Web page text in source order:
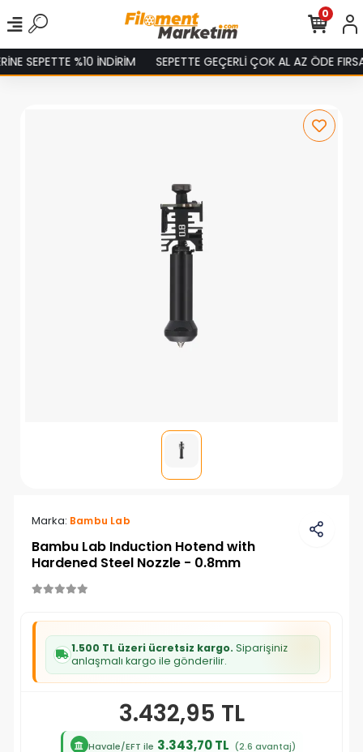
SEPETTE %10 İNDİRİM SEPETTE GEÇERLİ ÇOK AL AZ ÖDE
0
Marka: Bambu Lab
Bambu Lab Induction Hotend with
Hardened Steel Nozzle - 0.8mm
1.500 TL üzeri ücretsiz kargo. Siparişiniz
anlaşmalı kargo ile gönderilir.
3.432,95 TL
Havale/EFT ile 3.343,70 TL (2.6 avantaj)